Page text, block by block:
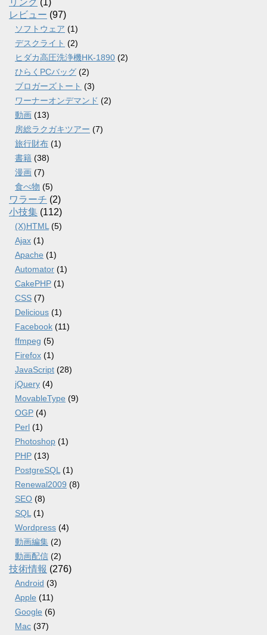
リンク (1)
レビュー (97)
ソフトウェア (1)
デスクライト (2)
ヒダカ高圧洗浄機HK-1890 (2)
ひらくPCバッグ (2)
ブロガーズトート (3)
ワーナーオンデマンド (2)
動画 (13)
房総ラクガキツアー (7)
旅行財布 (1)
書籍 (38)
漫画 (7)
食べ物 (5)
ワラーチ (2)
小技集 (112)
(X)HTML (5)
Ajax (1)
Apache (1)
Automator (1)
CakePHP (1)
CSS (7)
Delicious (1)
Facebook (11)
ffmpeg (5)
Firefox (1)
JavaScript (28)
jQuery (4)
MovableType (9)
OGP (4)
Perl (1)
Photoshop (1)
PHP (13)
PostgreSQL (1)
Renewal2009 (8)
SEO (8)
SQL (1)
Wordpress (4)
動画編集 (2)
動画配信 (2)
技術情報 (276)
Android (3)
Apple (11)
Google (6)
Mac (37)